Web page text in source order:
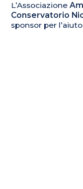
L’Associazione
Conservatorio
sponsor per